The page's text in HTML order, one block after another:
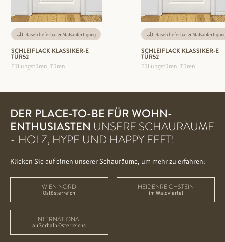
Rasch lieferbar & Maßanfertigung
SCHLEIFLACK KLASSIKER-E
TÜR52
Füllungstüren, Türen
Rasch lieferbar &
SCHLEIFLACK KLASSIKER-E
TÜR52
Füllungstüren, Türen
DER PLACE-TO-BE FÜR WOHN-
ENTHUSIASTEN UNSERE SCHAURÄUME
- HOLZ, HYPE UND HAPPY FEET!
Klicken Sie auf einen unserer Schauräume, um mehr zu erfahren:
WIEN NORD
Ostösterreich
HEIDENREICHSTEIN
im Waldviertel
INTERNATIONAL
außerhalb Österreichs